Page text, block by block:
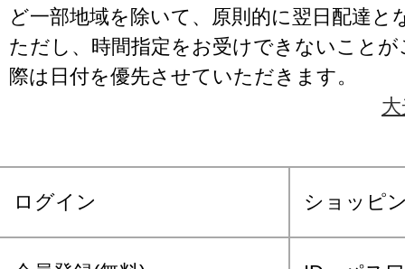
ど一部地域を除いて、原則的に翌日配達と
ただし、時間指定をお受けできないこと
際は日付を優先させていただきます。
ログイン ショッピ